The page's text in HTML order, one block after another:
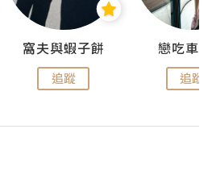
窩夫與蝦子餅
追蹤
戀吃車
追蹤